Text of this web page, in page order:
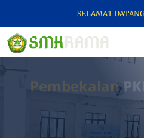
SELAMAT DATANG DI
Pembekalan